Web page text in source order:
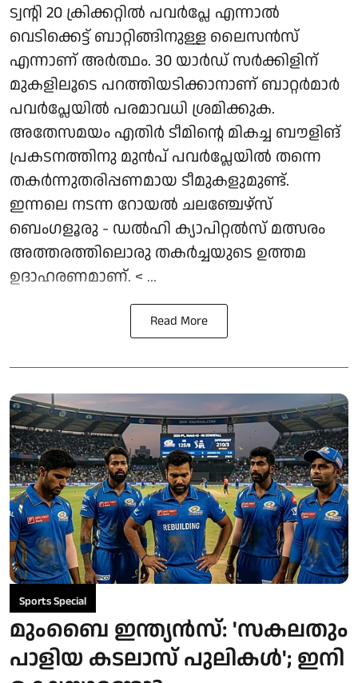
ട്വന്റി 20 ക്രിക്കറ്റിൽ പവർപ്ലേ എന്നാൽ
വെടിക്കെട്ട് ബാറ്റിങ്ങിനുള്ള ലൈസൻസ്
എന്നാണ് അർത്ഥം. 30 യാർഡ് സർക്കിളിന്
മുകളിലൂടെ പറത്തിയടിക്കാനാണ് ബാറ്റർമാർ
പവർപ്ലേയില്‍ പരമാവധി ശ്രമിക്കുക.
അതേസമയം എതിർ ടീമിന്റെ മികച്ച ബൗളിങ്
പ്രകടനത്തിനു മുൻപ് പവർപ്ലേയിൽ തന്നെ
തകർന്നുതരിപ്പണമായ ടീമുകളുമുണ്ട്.
ഇന്നലെ നടന്ന റോയൽ ചലഞ്ചേഴ്‌സ്
ബെംഗളൂരു - ഡൽഹി ക്യാപിറ്റൽസ് മത്സരം
അത്തരത്തിലൊരു തകർച്ചയുടെ ഉത്തമ
ഉദാഹരണമാണ്. < ...
Read More
Sports Special
മുംബൈ ഇന്ത്യന്‍സ്: 'സകലതും
പാളിയ കടലാസ് പുലികൾ'; ഇനി